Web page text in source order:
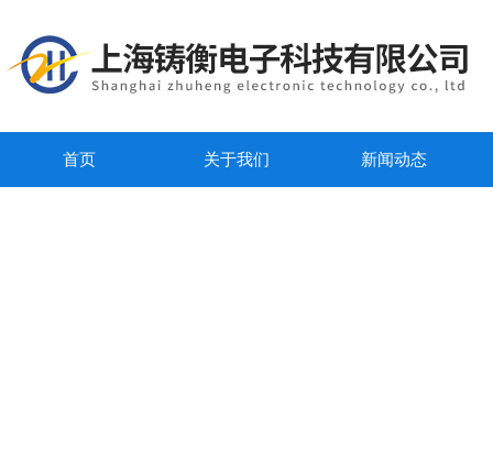
首页 关于我们 新闻动态